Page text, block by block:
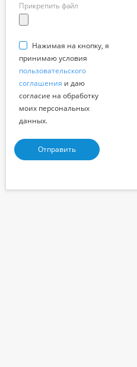
Прикрепить файл
Нажимая на кнопку, я
принимаю условия
пользовательского
соглашения и даю
согласие на обработку
моих персональных
данных.